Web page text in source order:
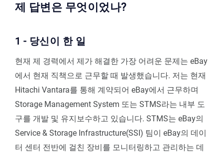
제 답변은 무엇이었나?
1 - 당신이 한 일
현재 제 경력에서 제가 해결한 가장 어려운 문제는 eBay
에서 현재 직책으로 근무할 때 발생했습니다. 저는 현재
Hitachi Vantara를 통해 계약되어 eBay에서 근무하며
Storage Management System 또는 STMS라는 내부 도
구를 개발 및 유지보수하고 있습니다. STMS는 eBay의
Service & Storage Infrastructure(SSI) 팀이 eBay의 데이
터 센터 전반에 걸친 장비를 모니터링하고 관리하는 데